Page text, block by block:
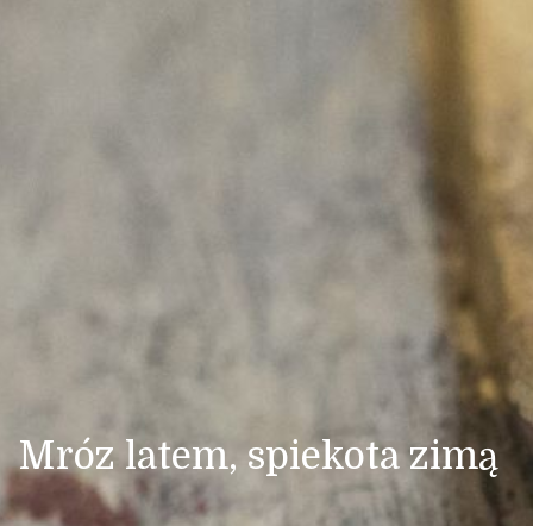
Mróz latem, spiekota zimą